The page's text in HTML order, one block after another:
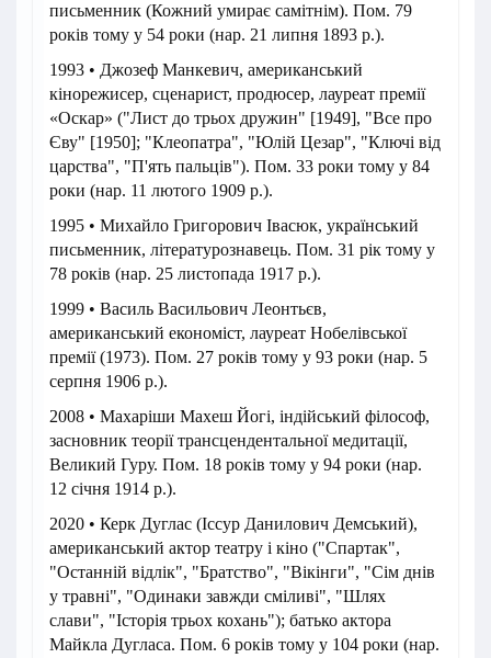
письменник (Кожний умирає самітнім). Пом. 79
років тому у 54 роки (нар. 21 липня 1893 р.).
1993 • Джозеф Манкевич, американський
кінорежисер, сценарист, продюсер, лауреат премії
«Оскар» ("Лист до трьох дружин" [1949], "Все про
Єву" [1950]; "Клеопатра", "Юлій Цезар", "Ключі від
царства", "П'ять пальців"). Пом. 33 роки тому у 84
роки (нар. 11 лютого 1909 р.).
1995 • Михайло Григорович Івасюк, український
письменник, літературознавець. Пом. 31 рік тому у
78 років (нар. 25 листопада 1917 р.).
1999 • Василь Васильович Леонтьєв,
американський економіст, лауреат Нобелівської
премії (1973). Пом. 27 років тому у 93 роки (нар. 5
серпня 1906 р.).
2008 • Махаріши Махеш Йогі, індійський філософ,
засновник теорії трансцендентальної медитації,
Великий Гуру. Пом. 18 років тому у 94 роки (нар.
12 січня 1914 р.).
2020 • Керк Дуглас (Іссур Данилович Демський),
американський актор театру і кіно ("Спартак",
"Останній відлік", "Братство", "Вікінги", "Сім днів
у травні", "Одинаки завжди сміливі", "Шлях
слави", "Історія трьох кохань"); батько актора
Майкла Дугласа. Пом. 6 років тому у 104 роки (нар.